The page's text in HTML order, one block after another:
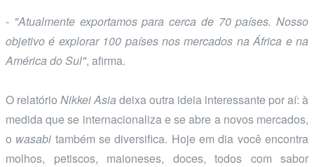
- "Atualmente exportamos para cerca de 70 países. Nosso
objetivo é explorar 100 países nos mercados na África e na
América do Sul", afirma.
O relatório Nikkei Asia deixa outra ideia interessante por aí: à
medida que se internacionaliza e se abre a novos mercados,
o wasabi também se diversifica. Hoje em dia você encontra
molhos, petiscos, maioneses, doces, todos com sabor